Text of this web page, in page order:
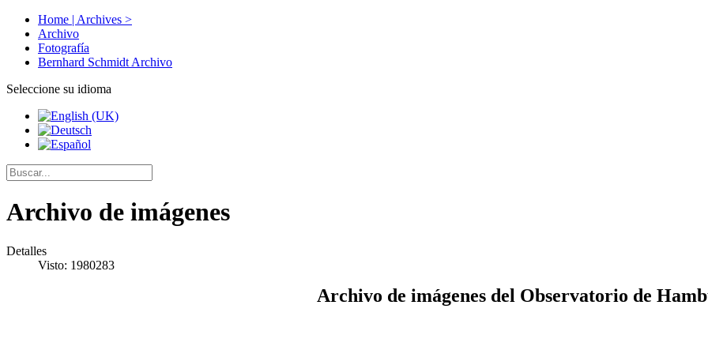
Home | Archives >
Archivo
Fotografía
Bernhard Schmidt Archivo
Seleccione su idioma
Archivo de imágenes
Detalles
Visto: 1980283
Archivo de imágenes del Observatorio de